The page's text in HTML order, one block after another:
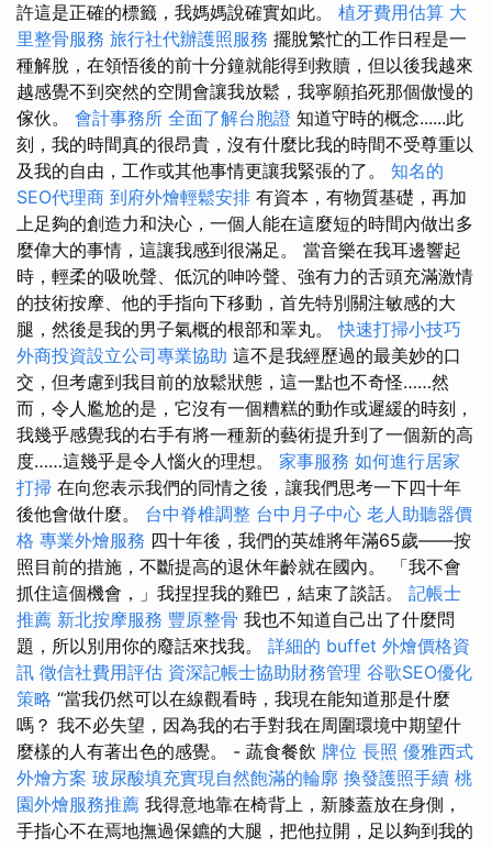
許這是正確的標籤，我媽媽說確實如此。 植牙費用估算 大
里整骨服務 旅行社代辦護照服務 擺脫繁忙的工作日程是一
種解脫，在領悟後的前十分鐘就能得到救贖，但以後我越來
越感覺不到突然的空閒會讓我放鬆，我寧願掐死那個傲慢的
傢伙。 會計事務所 全面了解台胞證 知道守時的概念......此
刻，我的時間真的很昂貴，沒有什麼比我的時間不受尊重以
及我的自由，工作或其他事情更讓我緊張的了。 知名的
SEO代理商 到府外燴輕鬆安排 有資本，有物質基礎，再加
上足夠的創造力和決心，一個人能在這麼短的時間內做出多
麼偉大的事情，這讓我感到很滿足。 當音樂在我耳邊響起
時，輕柔的吸吮聲、低沉的呻吟聲、強有力的舌頭充滿激情
的技術按摩、他的手指向下移動，首先特別關注敏感的大
腿，然後是我的男子氣概的根部和睪丸。快速打掃小技巧
外商投資設立公司專業協助 這不是我經歷過的最美妙的口
交，但考慮到我目前的放鬆狀態，這一點也不奇怪……然
而，令人尷尬的是，它沒有一個糟糕的動作或遲緩的時刻，
我幾乎感覺我的右手有將一種新的藝術提升到了一個新的高
度……這幾乎是令人惱火的理想。 家事服務 如何進行居家
打掃 在向您表示我們的同情之後，讓我們思考一下四十年
後他會做什麼。 台中脊椎調整 台中月子中心 老人助聽器價
格 專業外燴服務 四十年後，我們的英雄將年滿65歲——按
照目前的措施，不斷提高的退休年齡就在國內。 「我不會
抓住這個機會，」我捏捏我的雞巴，結束了談話。 記帳士
推薦 新北按摩服務 豐原整骨 我也不知道自己出了什麼問
題，所以別用你的廢話來找我。 詳細的 buffet 外燴價格資
訊 徵信社費用評估 資深記帳士協助財務管理 谷歌SEO優化
策略 “當我仍然可以在線觀看時，我現在能知道那是什麼
嗎？ 我不必失望，因為我的右手對我在周圍環境中期望什
麼樣的人有著出色的感覺。 - 蔬食餐飲 牌位 長照 優雅西式
外燴方案 玻尿酸填充實現自然飽滿的輪廓 換發護照手續 桃
園外燴服務推薦 我得意地靠在椅背上，新膝蓋放在身側，
手指心不在焉地撫過保鑣的大腿，把他拉開，足以夠到我的